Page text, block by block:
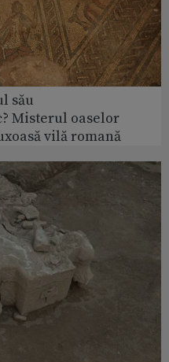
său
Misterul oaselor
vilă romană